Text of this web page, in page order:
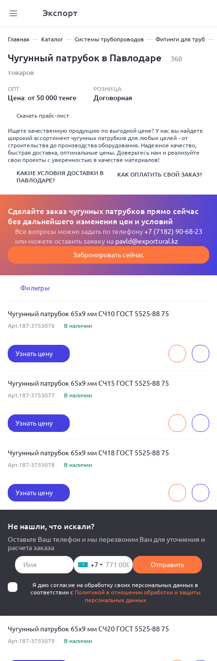
Экспорт
Главная Каталог Системы трубопроводов Фитинги для труб
Чугунный патрубок в Павлодаре
360
товаров
ОПТ
Цена: от 50 000 тенге
РОЗНИЦА
Договорная
Скачать прайс-лист
Ищете качественную продукцию по выгодной цене? У нас вы найдете
широкий ассортимент чугунных патрубков для любых целей - от
строительства до производства оборудования. Надежное качество,
быстрая доставка, оптимальные цены. Доверьтесь нам и реализуйте
свои проекты с уверенностью в качестве материалов!
КАКИЕ УСЛОВИЯ ДОСТАВКИ В
ПАВЛОДАРЕ?
КАК ОПЛАТИТЬ СВОЙ ЗАКАЗ?
Сделайте заказ чугунных патрубков прямо сейчас
без дальнейшего изменения цен и условий
Все вопросы можно задать по телефону+7 (7182) 90-68-23
или можете оставить заявку на pavld@exportural.kz
Забронировать сейчас
Фильтры
Чугунный патрубок 65x9 мм СЧ10 ГОСТ 5525-88 75
Арт.187-3753076 В наличии
Узнать цену
Чугунный патрубок 65x9 мм СЧ15 ГОСТ 5525-88 75
Арт.187-3753077 В наличии
Узнать цену
Чугунный патрубок 65x9 мм СЧ18 ГОСТ 5525-88 75
Арт.187-3753078 В наличии
Узнать цену
Не нашли, что искали?
Оставьте Ваш телефон и мы перезвоним Вам для уточнения и
расчета заказа
+7 Отправить
Я даю согласие на обработку своих персональных данных в
соответствии с Политикой в отношении обработки и защиты
персональных данных
Чугунный патрубок 65x9 мм СЧ20 ГОСТ 5525-88 75
Арт.187-3753079 В наличии